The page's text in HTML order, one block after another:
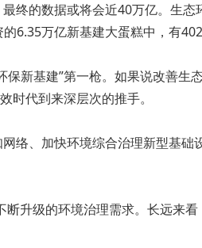
的数据或将会近40万亿。生态
万亿新基建大蛋糕中，有
新基建”第一枪。如果说改善生
时代到来深层次的推手。
络、加快环境综合治理新型基
升级的环境治理需求。长远来